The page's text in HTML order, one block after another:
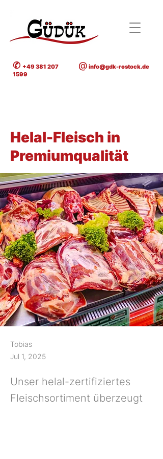
✆ +49 381 207
1599
@ info@gdk-rostock.de
Helal-Fleisch in
Premiumqualität
Tobias
Jul 1, 2025
Unser helal-zertifiziertes
Fleischsortiment überzeugt